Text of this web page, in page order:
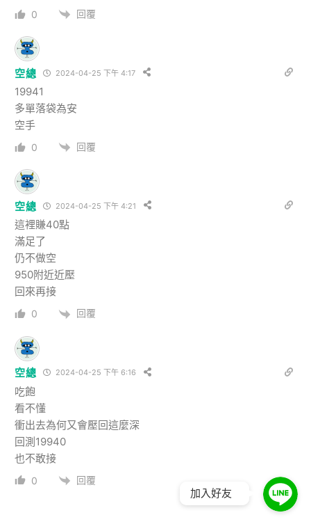
0 回覆
空總 2024-04-25 下午 4:17
19941
多單落袋為安
空手
0 回覆
空總 2024-04-25 下午 4:21
這裡賺40點
滿足了
仍不做空
950附近近壓
回來再接
0 回覆
空總 2024-04-25 下午 6:16
吃飽
看不懂
衝出去為何又會壓回這麼深
回測19940
也不敢接
0 回覆
加入好友